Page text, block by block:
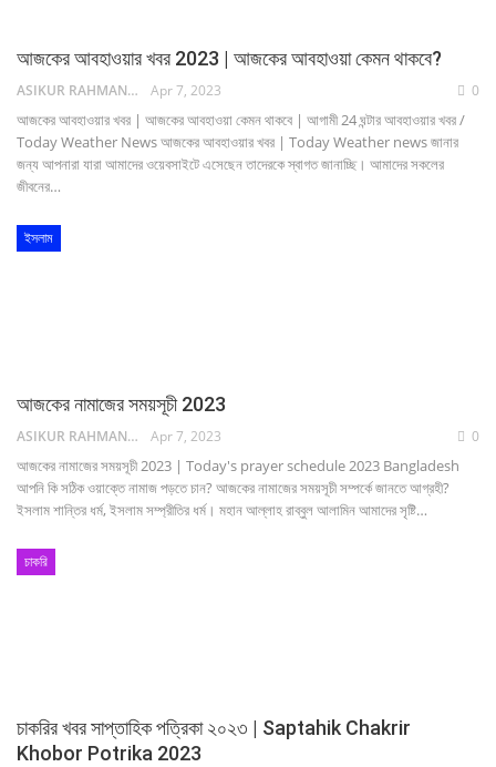
আজকের আবহাওয়ার খবর 2023 | আজকের আবহাওয়া কেমন থাকবে?
ASIKUR RAHMAN NAIM Apr 7, 2023 0
আজকের আবহাওয়ার খবর | আজকের আবহাওয়া কেমন থাকবে | আগামী 24 ঘন্টার আবহাওয়ার খবর /
Today Weather News আজকের আবহাওয়ার খবর | Today Weather news জানার
জন্য আপনারা যারা আমাদের ওয়েবসাইটে এসেছেন তাদেরকে স্বাগত জানাচ্ছি। আমাদের সকলের
জীবনের…
ইসলাম
আজকের নামাজের সময়সূচী 2023
ASIKUR RAHMAN NAIM Apr 7, 2023 0
আজকের নামাজের সময়সূচী 2023 | Today's prayer schedule 2023 Bangladesh
আপনি কি সঠিক ওয়াক্তে নামাজ পড়তে চান? আজকের নামাজের সময়সূচী সম্পর্কে জানতে আগ্রহী?
ইসলাম শান্তির ধর্ম, ইসলাম সম্প্রীতির ধর্ম। মহান আল্লাহ রাব্বুল আলামিন আমাদের সৃষ্টি…
চাকরি
চাকরির খবর সাপ্তাহিক পত্রিকা ২০২৩ | Saptahik Chakrir
Khobor Potrika 2023